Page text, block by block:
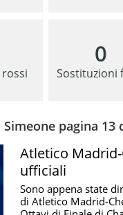
0
Sostituzioni
pagina 13
Atletico
ufficiali
Sono appena state
di Atletico Madrid-